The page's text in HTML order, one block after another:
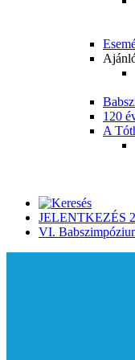
120
A
JELENTKEZÉS
VI.